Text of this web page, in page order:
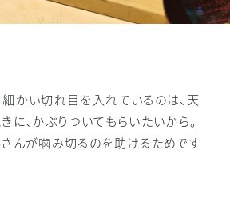
かい切れ目を入れているのは、天
に、かぶりついてもらいたいから。
んが噛み切るのを助けるためです